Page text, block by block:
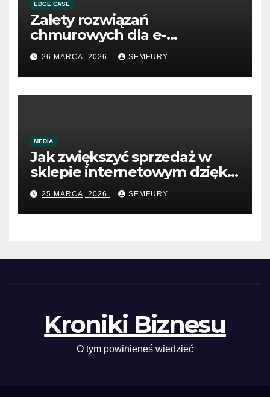
EDGE CASE
Zalety rozwiązań
chmurowych dla e-
commerce B2B
26 MARCA, 2026 SEMFURY
MEDIA
Jak zwiększyć sprzedaż w
sklepie internetowym dzięki
SEO
25 MARCA, 2026 SEMFURY
Kroniki Biznesu
O tym powinieneś wiedzieć